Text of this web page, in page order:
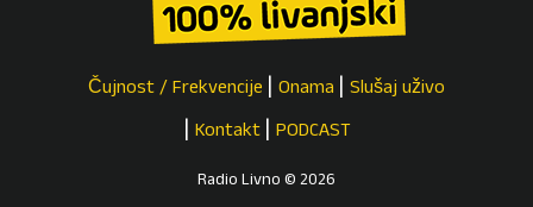
Čujnost / Frekvencije Onama Slušaj uživo
Kontakt PODCAST
Radio Livno © 2026